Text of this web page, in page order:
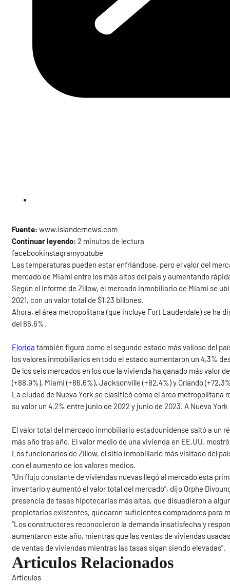
Fuente: www.islandernews.com
Continuar leyendo: 2 minutos de lectura
facebookinstagramyoutube
Las temperaturas pueden estar enfriándose, pero el valor del
mercado de Miami entre los más altos del país y aumentando
Según el informe de Zillow, el mercado inmobiliario de Miami se
2021, con un valor total de $1,23 billones.
Ahora, el área metropolitana (que incluye Fort Lauderdale) se ha
del 86,6%.
Florida también figura como el segundo estado más valioso del
los valores inmobiliarios en todo el estado aumentaron un 4,3%
De los seis mercados en los que la vivienda ha ganado más valor
(+88,9%), Miami (+86,6%), Jacksonville (+82,4%) y Orlando
La ciudad de Nueva York se clasificó como el área metropolitana
su valor un 4,2% entre junio de 2022 y junio de 2023. A Nueva
El valor total del mercado inmobiliario estadounidense saltó a un
más año tras año. El valor medio de una vivienda en EE.UU.
Los funcionarios de Zillow, el sitio inmobiliario más visitado del
con el aumento de los valores medios.
“Un flujo constante de viviendas nuevas llegó al mercado esta
inventario y aumentó el valor total del mercado”, dijo Orphe
presencia de tasas hipotecarias más altas, que disuadieron a
propietarios existentes, quedaron suficientes compradores para
“Los constructores reconocieron la demanda insatisfecha y
aumentaron este año, mientras que las ventas de viviendas
de ventas de viviendas mientras las tasas sigan siendo elevadas”.
Articulos Relacionados
Articulos